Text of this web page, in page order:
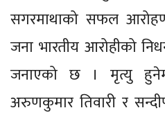
सगरमाथाको सफल
जना भारतीय आरोहीको
जनाएको छ । मृत्यु
अरुणकुमार तिवारी र